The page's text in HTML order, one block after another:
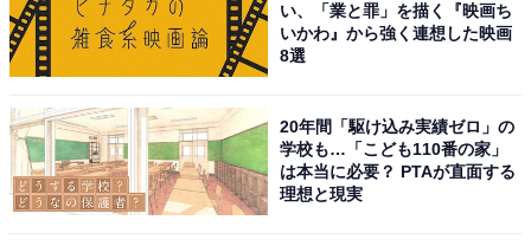
い、「業と罪」を描く『映画ち
いかわ』から強く連想した映画
8選
20年間「駆け込み実績ゼロ」の
学校も…「こども110番の家」
は本当に必要？ PTAが直面する
理想と現実